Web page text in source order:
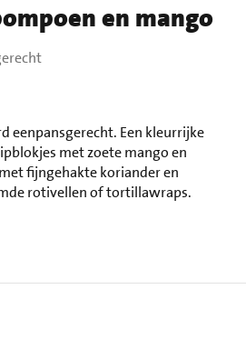
en mango
eenpansgerecht. Een kleurrijke
met zoete mango en
fijngehakte koriander en
rotivellen of tortillawraps.